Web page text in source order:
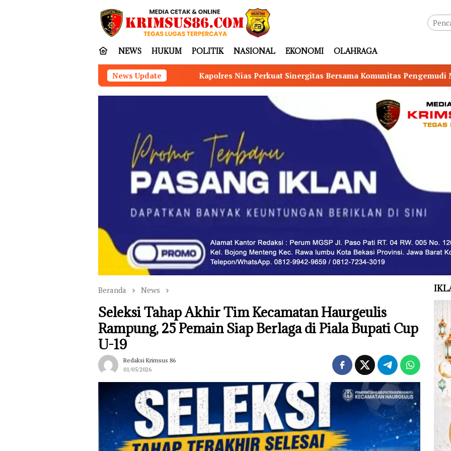
NEWS HUKUM POLITIK NASIONAL EKONOMI OLAHRAGA
News Update
Kapolres Nias Perkuat Sinergitas Bersama Komunitas Pengemudi Maxim, Ojol Didorong Jadi
Beranda News
Seleksi Tahap Akhir Tim Kecamatan Haurgeulis
Rampung, 25 Pemain Siap Berlaga di Piala Bupati Cup
U-19
Redaksi Krimsus 86
01/05/2026